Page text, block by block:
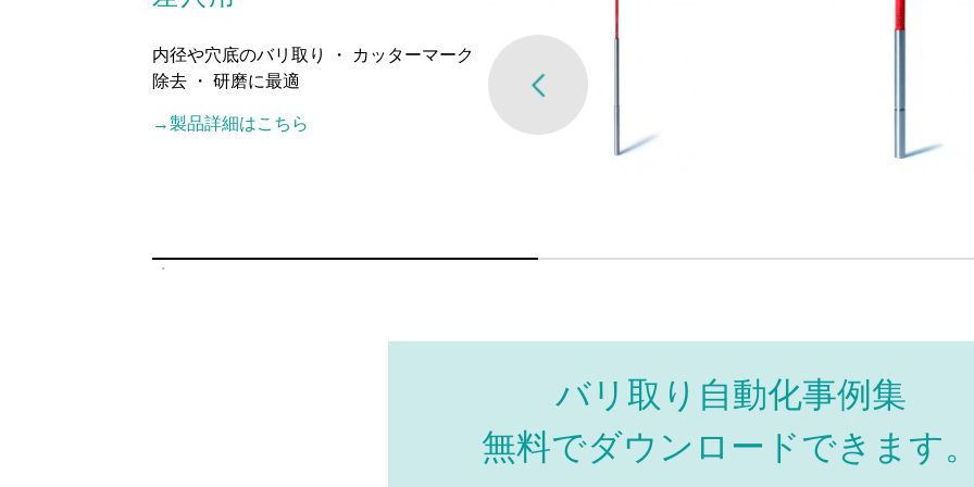
内径や穴底のバリ取り ・ カッターマーク
除去 ・ 研磨に最適
→製品詳細はこちら
バリ取り自動化事例集
無料でダウンロードできます